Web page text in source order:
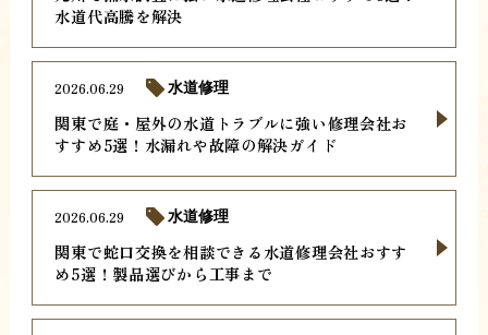
水道代高騰を解決
関東で庭・屋外の水道トラブルに強い修理会社お
すすめ5選！水漏れや故障の解決ガイド
2026.06.29 水道修理
関東で蛇口交換を相談できる水道修理会社おすす
め5選！製品選びから工事まで
2026.06.29 水道修理